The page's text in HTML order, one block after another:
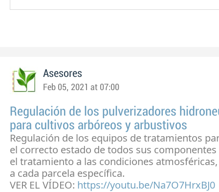
Asesores
Feb 05, 2021 at 07:00
Regulación de los pulverizadores
para cultivos arbóreos y arbustivos
Regulación de los equipos de tratamientos
el correcto estado de todos sus componentes
el tratamiento a las condiciones
a cada parcela específica.
VER EL VÍDEO: https://youtu.be/Na7O7HrxBJ0